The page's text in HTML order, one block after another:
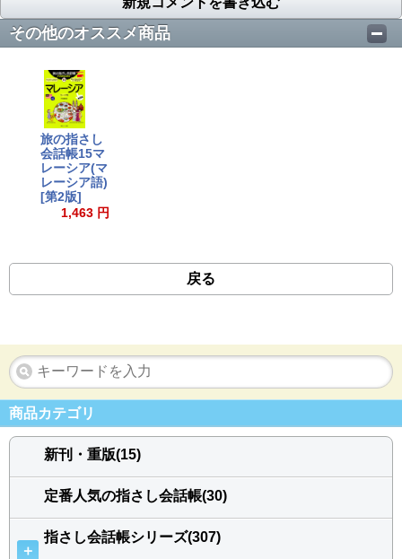
その他のオススメ商品
旅の指さし
会話帳15マ
レーシア(マ
レーシア語)
[第2版]
1,463 円
戻る
商品カテゴリ
新刊・重版(15)
定番人気の指さし会話帳(30)
＋
指さし会話帳シリーズ(307)